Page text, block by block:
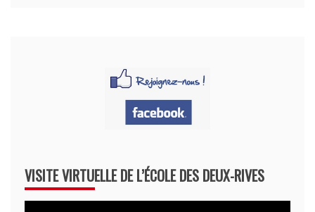
VISITE VIRTUELLE DE L’ÉCOLE DES DEUX-RIVES